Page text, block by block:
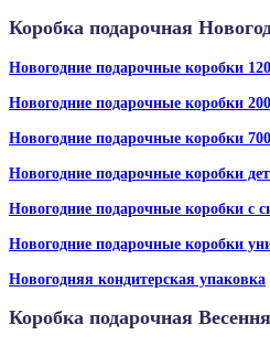
Коробка подарочная
Новогодние подарочные коробки
Новогодние подарочные коробки
Новогодние подарочные коробки
Новогодние подарочные коробки
Новогодние подарочные коробки с
Новогодние подарочные коробки
Новогодняя кондитерская упаковка
Коробка подарочная